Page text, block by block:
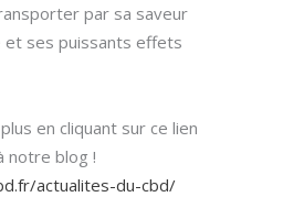
par sa saveur
et ses puissants effets
en cliquant sur ce lien
notre blog !
actualites-du-cbd/